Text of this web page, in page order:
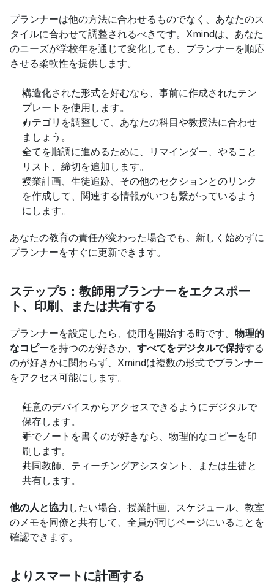
プランナーは他の方法に合わせるものでなく、あなたのス
タイルに合わせて調整されるべきです。Xmindは、あなた
のニーズが学校年を通じて変化しても、プランナーを順応
させる柔軟性を提供します。
構造化された形式を好むなら、事前に作成されたテン
プレートを使用します。
カテゴリを調整して、あなたの科目や教授法に合わせ
ましょう。
全てを順調に進めるために、リマインダー、やること
リスト、締切を追加します。
授業計画、生徒追跡、その他のセクションとのリンク
を作成して、関連する情報がいつも繋がっているよう
にします。
あなたの教育の責任が変わった場合でも、新しく始めずに
プランナーをすぐに更新できます。
ステップ5：教師用プランナーをエクスポー
ト、印刷、または共有する
プランナーを設定したら、使用を開始する時です。 物理的
なコピーを持つのが好きか、 すべてをデジタルで保持する
のが好きかに関わらず、Xmindは複数の形式でプランナー
をアクセス可能にします。
任意のデバイスからアクセスできるようにデジタルで
保存します。
手でノートを書くのが好きなら、物理的なコピーを印
刷します。
共同教師、ティーチングアシスタント、または生徒と
共有します。
他の人と協力 したい場合、授業計画、スケジュール、教室
のメモを同僚と共有して、全員が同じページにいることを
確認できます。
よりスマートに計画する